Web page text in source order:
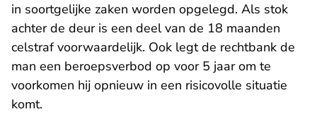
in soortgelijke zaken worden opgelegd. Als stok
achter de deur is een deel van de 18 maanden
celstraf voorwaardelijk. Ook legt de rechtbank de
man een beroepsverbod op voor 5 jaar om te
voorkomen hij opnieuw in een risicovolle situatie
komt.